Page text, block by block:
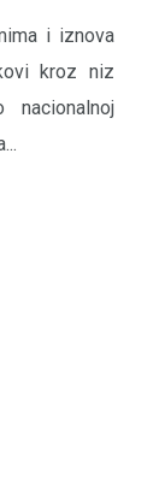
i iznova
kroz niz